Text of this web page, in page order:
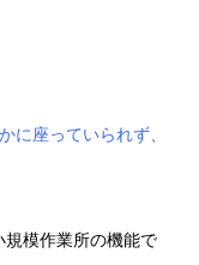
座っていられず、
模作業所の機能で